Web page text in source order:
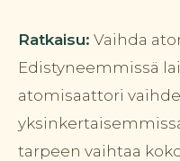
Ratkaisu: Vaihda
Edistyneemmissä
atomisaattori
tarpeen vaihtaa